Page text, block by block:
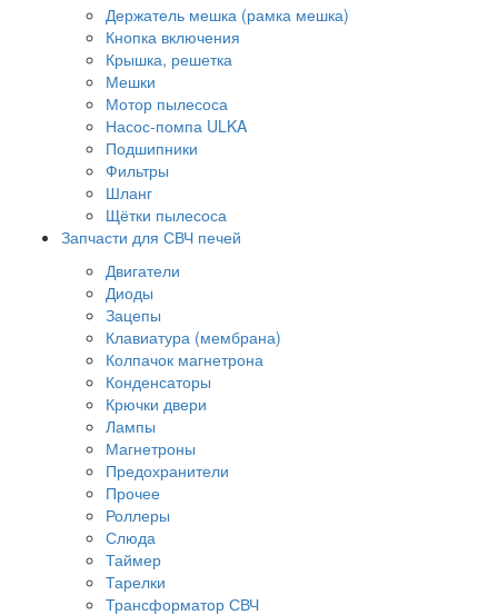
Держатель мешка (рамка мешка)
Кнопка включения
Крышка, решетка
Мешки
Мотор пылесоса
Насос-помпа ULKA
Подшипники
Фильтры
Шланг
Щётки пылесоса
Запчасти для СВЧ печей
Двигатели
Диоды
Зацепы
Клавиатура (мембрана)
Колпачок магнетрона
Конденсаторы
Крючки двери
Лампы
Магнетроны
Предохранители
Прочее
Роллеры
Слюда
Таймер
Тарелки
Трансформатор СВЧ